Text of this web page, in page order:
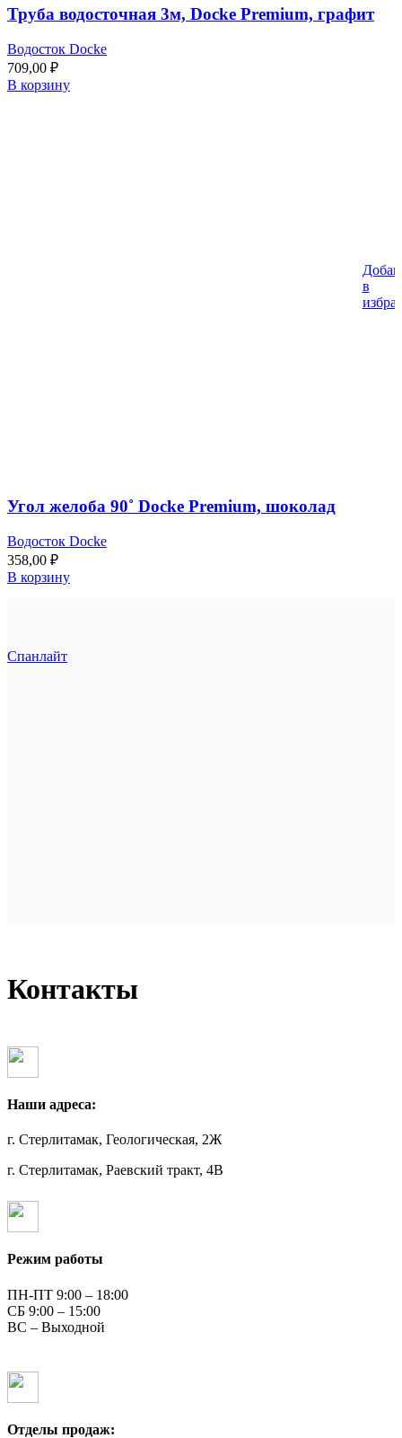
Труба водосточная 3м, Docke Premium, графит
Водосток Docke
709,00 ₽
В корзину
в
Угол желоба 90˚ Docke Premium, шоколад
Водосток Docke
358,00 ₽
В корзину
Спанлайт
Контакты
Наши адреса:
г. Стерлитамак, Геологическая, 2Ж
г. Стерлитамак, Раевский тракт, 4В
Режим работы
ПН-ПТ 9:00 – 18:00
СБ 9:00 – 15:00
ВС – Выходной
Отделы продаж: